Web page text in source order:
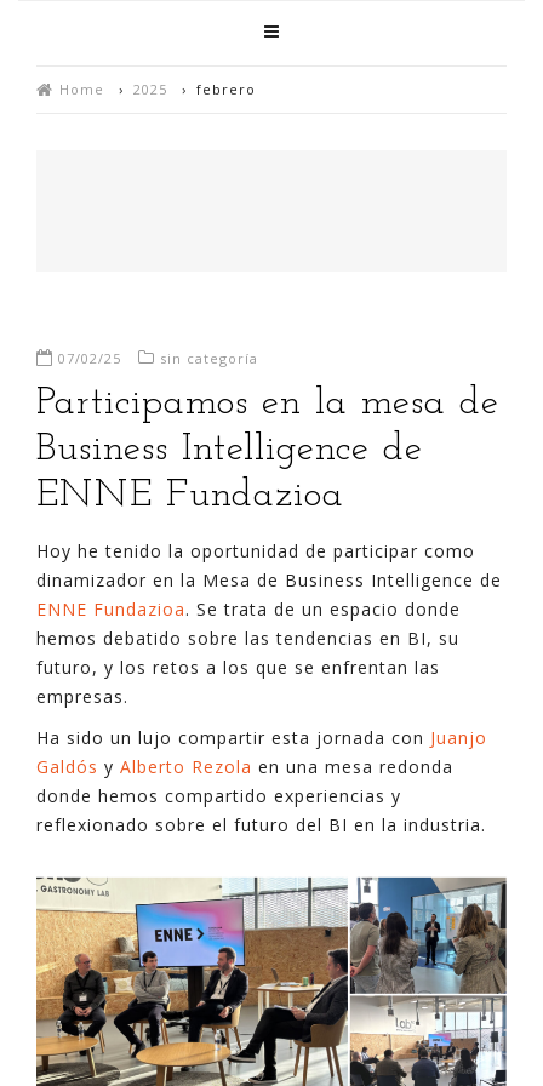
Home › 2025 › febrero
07/02/25 sin categoría
Participamos en la mesa de
Business Intelligence de
ENNE Fundazioa
Hoy he tenido la oportunidad de participar como
dinamizador en la Mesa de Business Intelligence de
ENNE Fundazioa. Se trata de un espacio donde
hemos debatido sobre las tendencias en BI, su
futuro, y los retos a los que se enfrentan las
empresas.
Ha sido un lujo compartir esta jornada con Juanjo
Galdós y Alberto Rezola en una mesa redonda
donde hemos compartido experiencias y
reflexionado sobre el futuro del BI en la industria.